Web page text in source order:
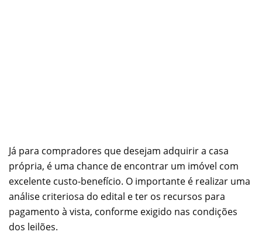
Já para compradores que desejam adquirir a casa
própria, é uma chance de encontrar um imóvel com
excelente custo-benefício. O importante é realizar uma
análise criteriosa do edital e ter os recursos para
pagamento à vista, conforme exigido nas condições
dos leilões.